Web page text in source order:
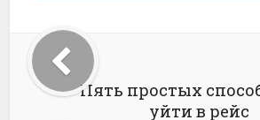
Пять простых
уйти в рейс